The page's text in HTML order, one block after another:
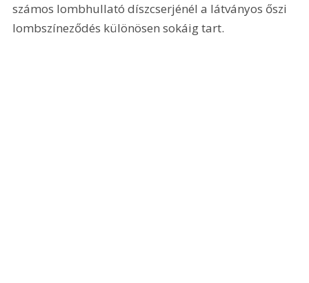
számos lombhullató díszcserjénél a látványos őszi
lombszíneződés különösen sokáig tart.